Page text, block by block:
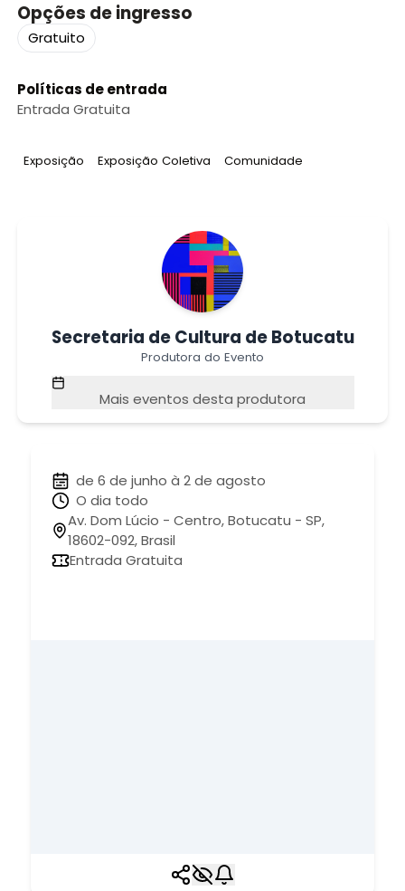
Opções de ingresso
Gratuito
Políticas de entrada
Entrada Gratuita
Tag:
Exposição Tag:
Exposição Coletiva Tag:
Comunidade
Secretaria de Cultura de Botucatu
Produtora do Evento
Mais eventos desta produtora
de 6 de junho à 2 de agosto
O dia todo
Av. Dom Lúcio - Centro, Botucatu - SP,
18602-092, Brasil
Entrada Gratuita